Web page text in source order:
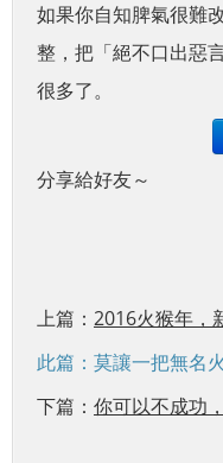
如果你自知脾氣很難
整，把「絕不口出惡
很多了。
分享給好友～
上篇： 2016火猴年，
此篇：莫讓一把無名
下篇： 你可以不成功